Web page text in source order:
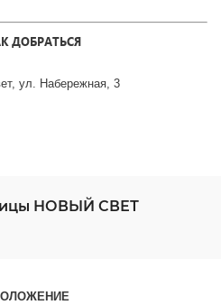
ДОБРАТЬСЯ
ул. Набережная, 3
НОВЫЙ СВЕТ